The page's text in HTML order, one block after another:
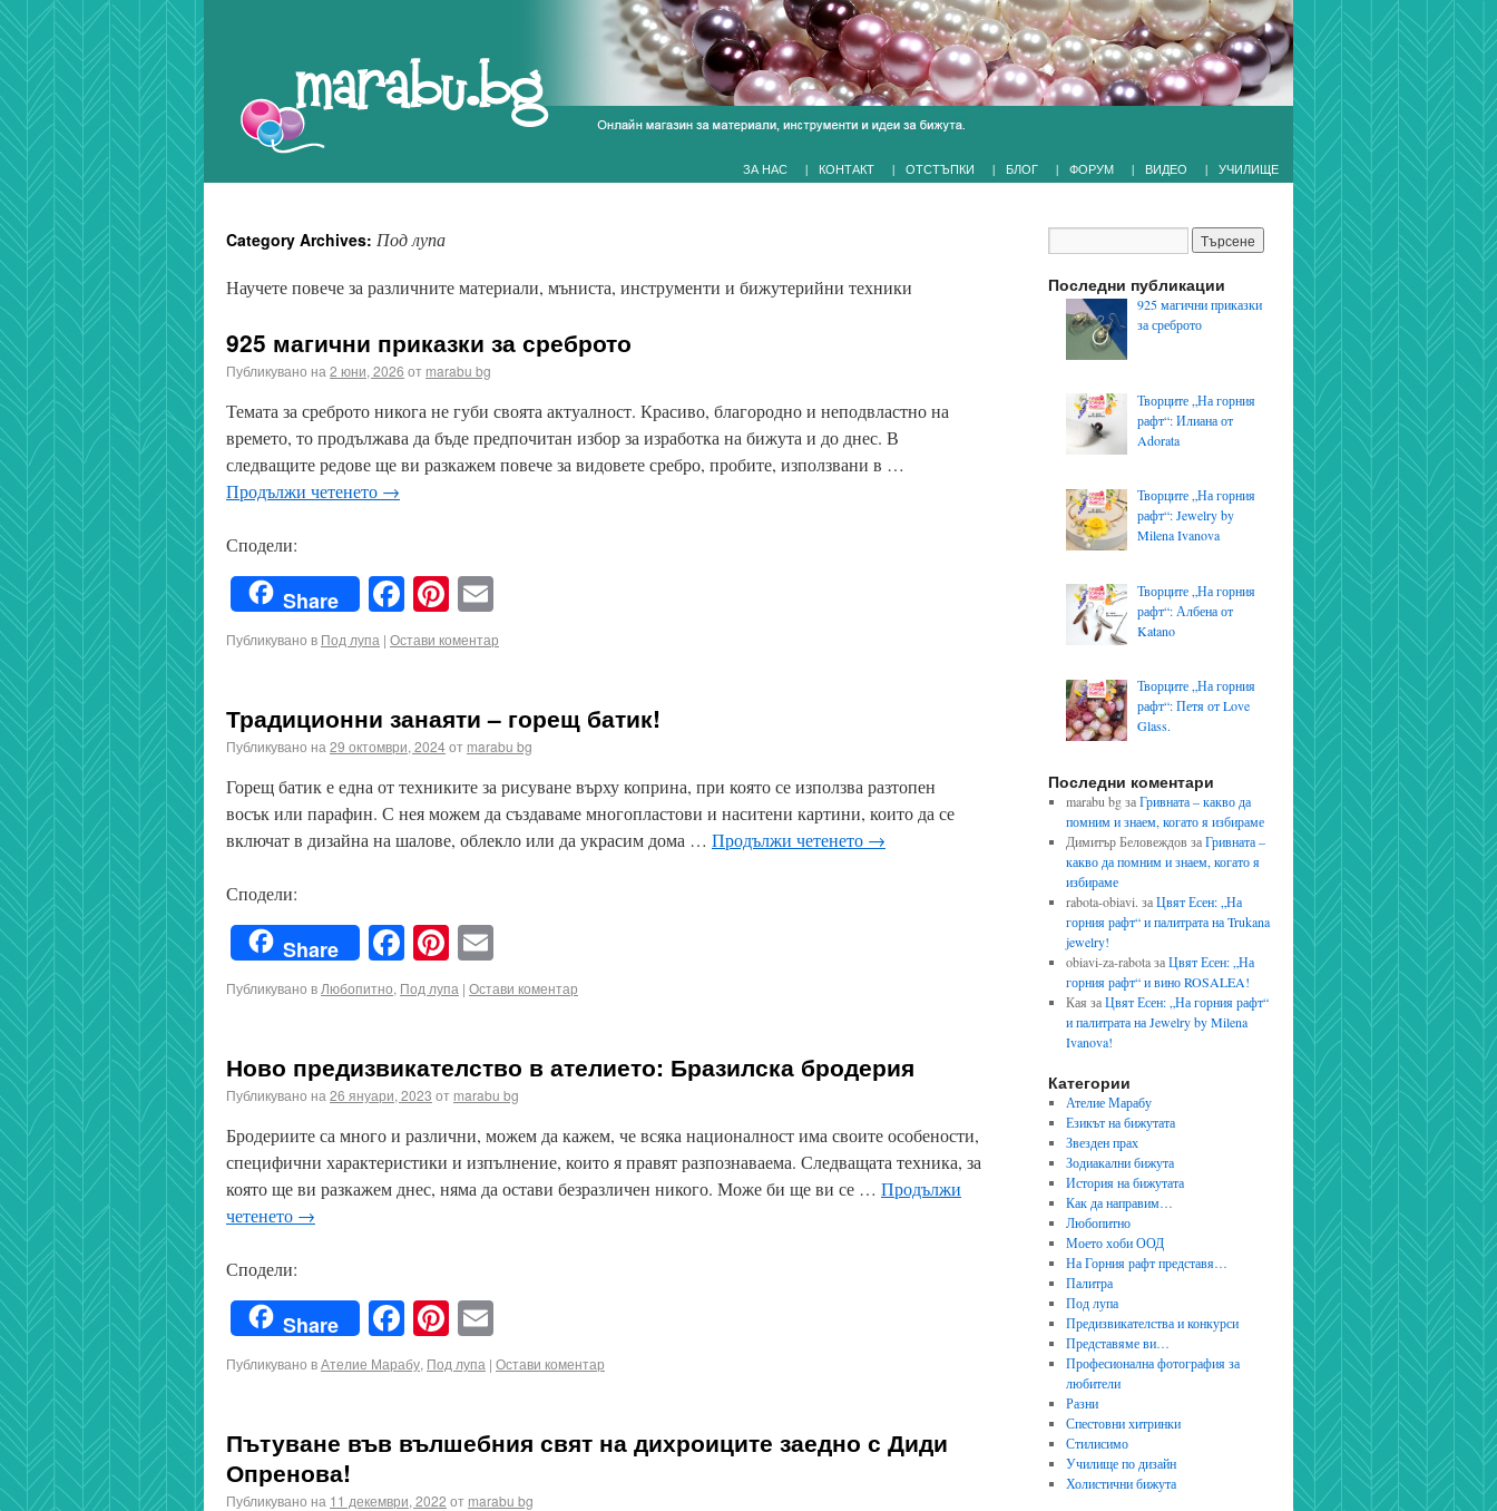
ЗА НАС | КОНТАКТ | ОТСТЪПКИ | БЛОГ | ФОРУМ | ВИДЕО | УЧИЛИЩЕ
Category Archives: Под лупа
Научете повече за различните материали, мъниста, инструменти и бижутерийни техники
925 магични приказки за среброто
Публикувано на 2 юни, 2026 от marabu bg
Темата за среброто никога не губи своята актуалност. Красиво, благородно и неподвластно на
времето, то продължава да бъде предпочитан избор за изработка на бижута и до днес. В
следващите редове ще ви разкажем повече за видовете сребро, пробите, използвани в …
Продължи четенето →
Сподели:
Share Facebook
Pinterest
Публикувано в Под лупа | Остави коментар
Традиционни занаяти – горещ батик!
Публикувано на 29 октомври, 2024от marabu bg
Горещ батик е една от техниките за рисуване върху коприна, при която се използва разтопен
восък или парафин. С нея можем да създаваме многопластови и наситени картини, които да се
включат в дизайна на шалове, облекло или да украсим дома … Продължи четенето →
Сподели:
Share Facebook
Pinterest
Публикувано в Любопитно, Под лупа | Остави коментар
Ново предизвикателство в ателието: Бразилска бродерия
Публикувано на 26 януари, 2023 от marabu bg
Бродериите са много и различни, можем да кажем, че всяка националност има своите особености,
специфични характеристики и изпълнение, които я правят разпознаваема. Следващата техника, за
която ще ви разкажем днес, няма да остави безразличен никого. Може би ще ви се … Продължи
четенето →
Сподели:
Share Facebook
Pinterest
Публикувано вАтелие Марабу, Под лупа | Остави коментар
Пътуване във вълшебния свят на дихроиците заедно с Диди
Опренова!
Публикувано на 11 декември, 2022 от marabu bg
Последни публикации
925 магични приказки
за среброто
Творците „На горния
рафт“: Илиана от
Adorata
Творците „На горния
рафт“: Jewelry by
Milena Ivanova
Творците „На горния
рафт“: Албена от
Katano
Творците „На горния
рафт“: Петя от Love
Glass.
Последни коментари
marabu bgзаГривната – какво да
помним и знаем, когато я избираме
Димитър БеловеждовзаГривната –
какво да помним и знаем, когато я
избираме
rabota-obiavi. заЦвят Есен: „На
горния рафт“ и палитрата на Trukana
jewelry!
obiavi-za-rabotaзаЦвят Есен: „На
горния рафт“ и вино ROSALEA!
Кая заЦвят Есен: „На горния рафт“
и палитрата на Jewelry by Milena
Ivanova!
Категории
Ателие Марабу
Езикът на бижутата
Звезден прах
Зодиакални бижута
История на бижутата
Как да направим…
Любопитно
Моето хоби ООД
На Горния рафт представя…
Палитра
Под лупа
Предизвикателства и конкурси
Представяме ви…
Професионална фотография за
любители
Разни
Спестовни хитринки
Стилисимо
Училище по дизайн
Холистични бижута